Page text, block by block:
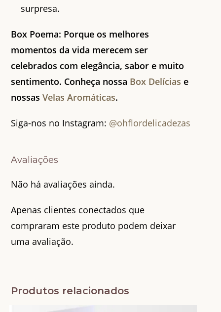
surpresa.
Box Poema: Porque os melhores
momentos da vida merecem ser
celebrados com elegância, sabor e muito
sentimento. Conheça nossa Box Delícias e
nossasVelas Aromáticas.
Siga-nos no Instagram: @ohflordelicadezas
Avaliações
Não há avaliações ainda.
Apenas clientes conectados que
compraram este produto podem deixar
uma avaliação.
Produtos relacionados